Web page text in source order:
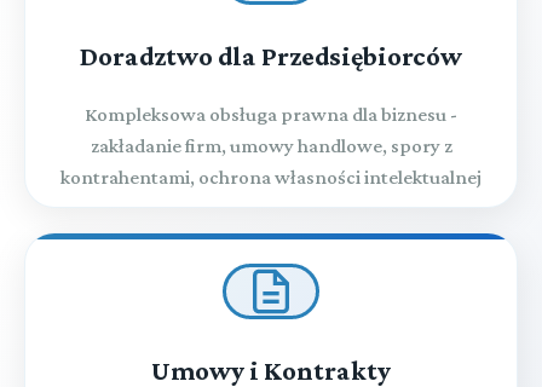
Doradztwo dla Przedsiębiorców
Kompleksowa obsługa prawna dla biznesu -
zakładanie firm, umowy handlowe, spory z
kontrahentami, ochrona własności intelektualnej
Umowy i Kontrakty